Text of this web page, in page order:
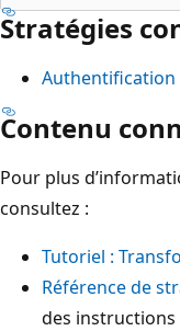
Stratégies
Contenu
Pour plus
consultez :
Tutoriel :
Référence de
des